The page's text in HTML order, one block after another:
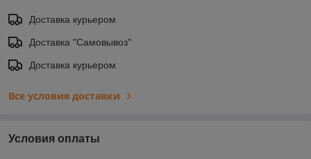
Доставка курьером
Доставка "Самовывоз"
Доставка курьером
Все условия доставки
Условия оплаты